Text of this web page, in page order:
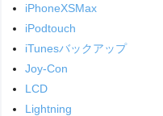
iPhoneXSMax
iPodtouch
iTunesバックアップ
Joy-Con
LCD
Lightning